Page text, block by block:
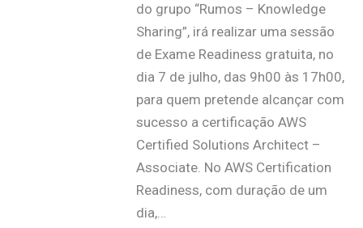
do grupo “Rumos – Knowledge
Sharing”, irá realizar uma sessão
de Exame Readiness gratuita, no
dia 7 de julho, das 9h00 às 17h00,
para quem pretende alcançar com
sucesso a certificação AWS
Certified Solutions Architect –
Associate. No AWS Certification
Readiness, com duração de um
dia,…